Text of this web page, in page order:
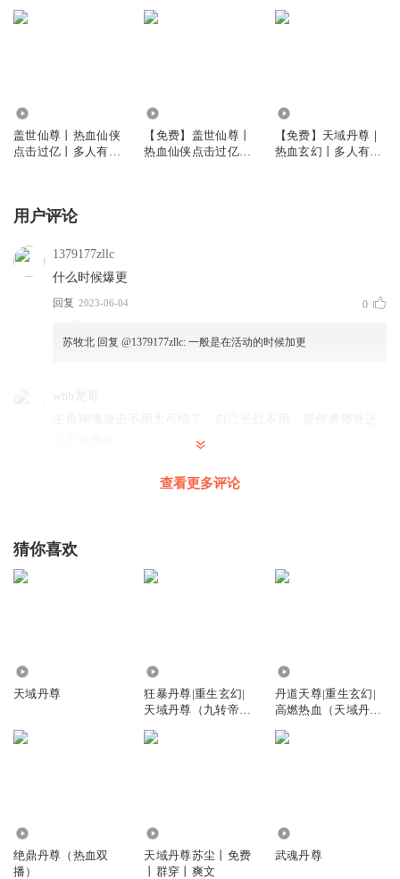
盖世仙尊丨热血仙侠
点击过亿丨多人有声
【免费】盖世仙尊丨
热血仙侠点击过亿丨
【免费】天域丹尊｜
热血玄幻丨多人有声
用户评论
1379177zllc
什么时候爆更
回复 2023-06-04 0
苏牧北 回复 @1379177zllc: 一般是在活动的时候加更
whb龙哥
回复
回复 0
我来了，今天很早哦
查看更多评论
猜你喜欢
天域丹尊
狂暴丹尊|重生玄幻|
天域丹尊（九转帝尊
丹道天尊|重生玄幻|
高燃热血（天域丹
绝鼎丹尊（热血双
播）
天域丹尊苏尘丨免费
丨群穿丨爽文
武魂丹尊